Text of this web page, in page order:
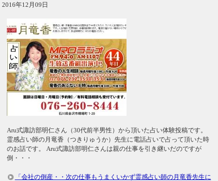
2016年12月09日
Aru式諏訪部明仁さん（30代前半男性）から頂いた占い体験投稿です。
霊感占い師の月竜香（つきりゅうか）先生に電話占いで占って頂いた時
のお話です。 Aru式諏訪部明仁さんは親の仕事を引き継いだのですが
倒・・・
「会社の倒産・・次の仕事もうまくいかず霊感占い師の月竜香先生に